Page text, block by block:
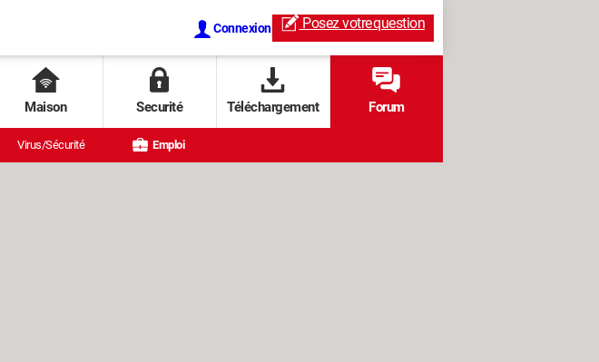
Connexion Posez votrequestion
Maison Securité Téléchargement Forum
Virus/Sécurité Emploi